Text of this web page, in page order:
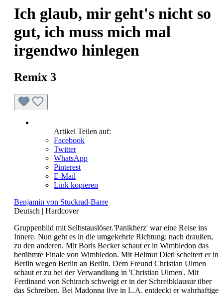
Ich glaub, mir geht's nicht so
gut, ich muss mich mal
irgendwo hinlegen
Remix 3
Artikel Teilen auf:
Facebook
Twitter
WhatsApp
Pinterest
E-Mail
Link kopieren
Benjamin von Stuckrad-Barre
Deutsch | Hardcover
Gruppenbild mit Selbstauslöser.'Panikherz' war eine Reise ins
Innere. Nun geht es in die umgekehrte Richtung: nach draußen,
zu den anderen. Mit Boris Becker schaut er in Wimbledon das
berühmte Finale von Wimbledon. Mit Helmut Dietl scheitert er in
Berlin wegen Berlin an Berlin. Dem Freund Christian Ulmen
schaut er zu bei der Verwandlung in 'Christian Ulmen'. Mit
Ferdinand von Schirach schweigt er in der Schreibklausur über
das Schreiben. Bei Madonna live in L.A. entdeckt er wahrhaftige